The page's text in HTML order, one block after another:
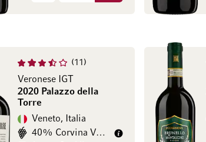
11
Veronese IGT
2020 Palazzo della
Torre
Veneto, Italia
40% Corvina Veronese